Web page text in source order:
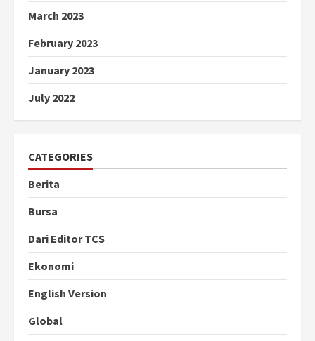
March 2023
February 2023
January 2023
July 2022
CATEGORIES
Berita
Bursa
Dari Editor TCS
Ekonomi
English Version
Global